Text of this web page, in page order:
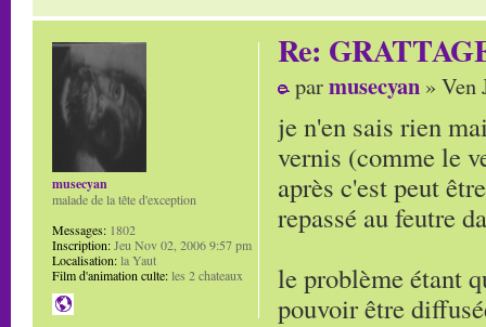
Re:
parmusecyan » Ven
je n'en sais rien
vernis (comme le
après c'est peut
repassé au feutre
le problème étant
pouvoir être
musecyan
malade de la tête d'exception
Messages: 1802
Inscription:Jeu Nov 02, 2006 9:57 pm
Localisation:la Yaut
Film d'animation culte:les 2 chateaux